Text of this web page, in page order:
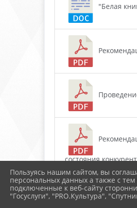
"Белая
состояния
Стандарт
Пользуясь нашим сайтом, вы
персональных данных а также с
подключенные к веб-сайту
"Госуслуги", "PRO.Культура",